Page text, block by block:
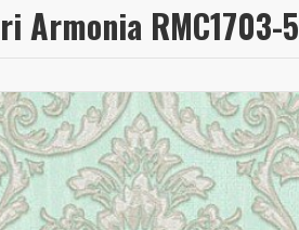
Armonia RMC1703-5